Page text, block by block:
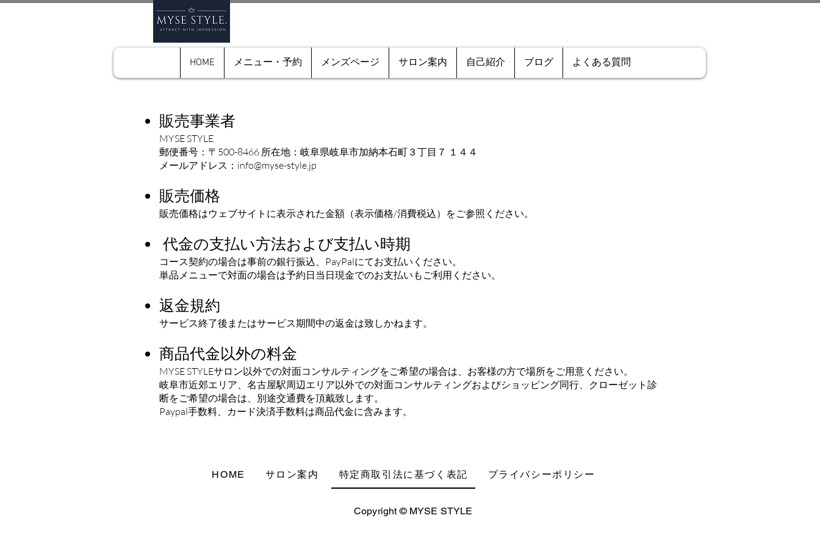
HOME メニュー・予約 メンズページ サロン案内 自己紹介 ブログ よくある質問
販売事業者
MYSE STYLE
郵便番号：〒500-8466 所在地：岐阜県岐阜市加納本石町３丁目７ １４４
メールアドレス： info@myse-style.jp
販売価格
販売価格はウェブサイトに表示された金額（表示価格/消費税込）をご参照ください。
代金の支払い方法および支払い時期
コース契約の場合は事前の銀行振込、PayPalにてお支払いください。
単品メニューで対面の場合は予約日当日現金でのお支払いもご利用ください。
返金規約
サービス終了後またはサービス期間中の返金は致しかねます。
商品代金以外の料金
MYSE STYLEサロン以外での対面コンサルティングをご希望の場合は、お客様の方で場所をご用意ください。
​岐阜市近郊エリア、名古屋駅周辺エリア以外での対面コンサルティングおよびショッピング同行、クローゼット診
断をご希望の場合は、別途交通費を頂戴致します。
Paypal手数料、カード決済手数料は商品代金に含みます。
HOME サロン案内 特定商取引法に基づく表記 プライバシーポリシー
Copyright © MYSE STYLE